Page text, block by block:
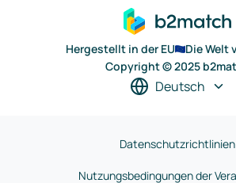
Hergestellt in der EU
Die Welt
Copyright © 2025
Deutsch
Datenschutzrichtlinien
Nutzungsbedingungen der